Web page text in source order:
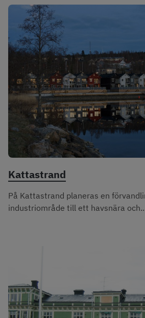
Kattastrand
På Kattastrand planeras en
industriområde till ett havsnära